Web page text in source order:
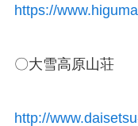
https://
〇大雪高原山荘
http://